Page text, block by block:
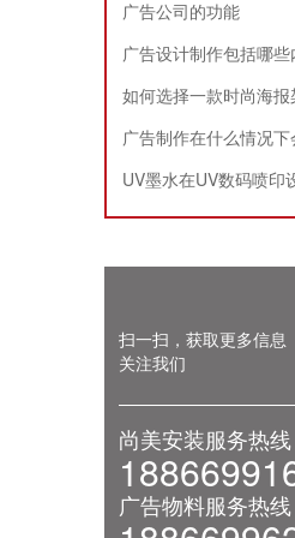
广告公司的功能
广告设计制作包括哪些
如何选择一款时尚海报
广告制作在什么情况
UV墨水在UV数码喷印
演的角色
扫一扫，获取更多信息
关注我们
尚美安装服务热线
广告物料服务热线